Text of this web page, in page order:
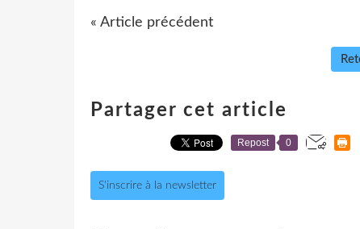
« Article précédent
Partager cet article
Repost 0
S'inscrire à la newsletter